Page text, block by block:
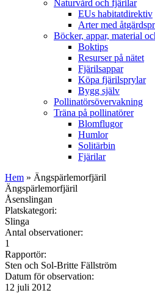
Naturvård och fjärilar
EUs habitatdirektiv
Arter med
Böcker, appar, material
Boktips
Resurser på nätet
Fjärilsappar
Köpa fjärilsprylar
Bygg själv
Pollinatörsövervakning
Träna på pollinatörer
Blomflugor
Humlor
Solitärbin
Fjärilar
Hem » Ängspärlemorfjäril
Ängspärlemorfjäril
Åsenslingan
Platskategori:
Slinga
Antal observationer:
1
Rapportör:
Sten och Sol-Britte Fällström
Datum för observation:
12 juli 2012